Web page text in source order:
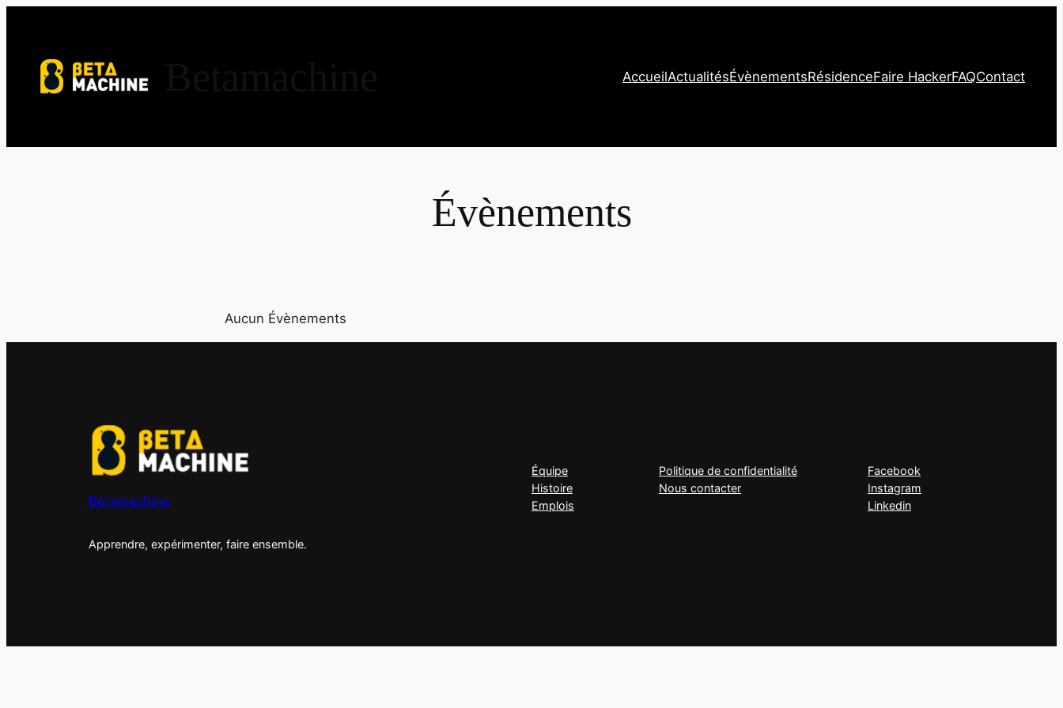
contenu
AccueilActualitésÉvènementsRésidenceFaire HackerFAQContact
Évènements
Aucun Évènements
Betamachine
Apprendre, expérimenter, faire ensemble.
Équipe
Histoire
Emplois
Politique de confidentialité
Nous contacter
Facebook
Instagram
Linkedin